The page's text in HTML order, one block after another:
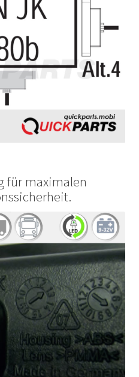
für maximalen